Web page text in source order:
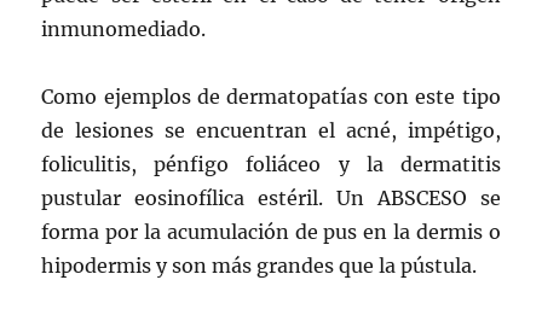
inmunomediado.
Como ejemplos de dermatopatías con este tipo
de lesiones se encuentran el acné, impétigo,
foliculitis, pénfigo foliáceo y la dermatitis
pustular eosinofílica estéril. Un ABSCESO se
forma por la acumulación de pus en la dermis o
hipodermis y son más grandes que la pústula.